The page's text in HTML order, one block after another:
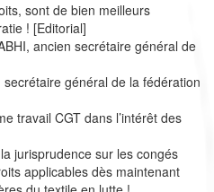
sont de bien meilleurs
! [Editorial]
ancien secrétaire général de
général de la fédération
travail CGT dans l’intérêt des
jurisprudence sur les congés
applicables dès maintenant